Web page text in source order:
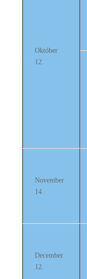
Október
12.
November
14.
December
12.